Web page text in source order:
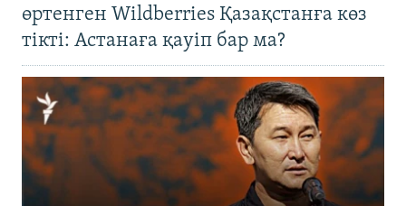
өртенген Wildberries Қазақстанға көз
тікті: Астанаға қауіп бар ма?